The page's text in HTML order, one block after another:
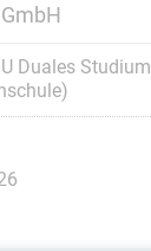
Duales Studium